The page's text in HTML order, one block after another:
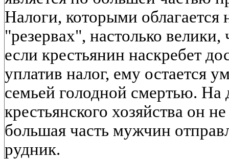
Налоги, которыми облагается
"резервах", настолько
если крестьянин наскребет
уплатив налог, ему остается
семьей голодной смертью. На
крестьянского хозяйства он
большая часть мужчин
рудник.